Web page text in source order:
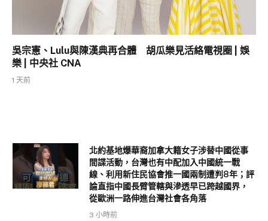
吳宗憲、Lulu與陳漢典再合體 胡瓜樂見活絡電視圈 | 娛
樂 | 中央社 CNA
1 天前
北約基地爆華裔加拿大籍女子涉替中國從事
間諜活動，台灣也有中配加入中國統一戰
線、利用新住民協會推一國兩制遭判8年；評
論直指中國長臂管轄與滲透早已跨越國界，
從歐洲一路伸進台灣社會各角落
3 小時前